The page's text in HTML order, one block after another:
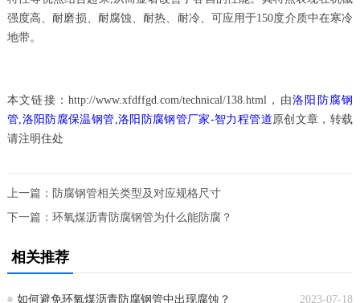
强度高、耐磨损、耐腐蚀、耐热、耐冷、可应用于150度介质中在寒冷
地带。
本文链接：http://www.xfdffgd.com/technical/138.html，由洛阳防腐钢
管,洛阳防腐保温钢管,洛阳防腐钢管厂家-智力程管道 原创文章，转载
请注明住处
上一篇： 防腐钢管相关类型及对应规格尺寸
下一篇： 环氧煤沥青防腐钢管为什么能防腐？
相关推荐
2023-07-18
如何避免环氧煤沥青防腐钢管中出现腐蚀？